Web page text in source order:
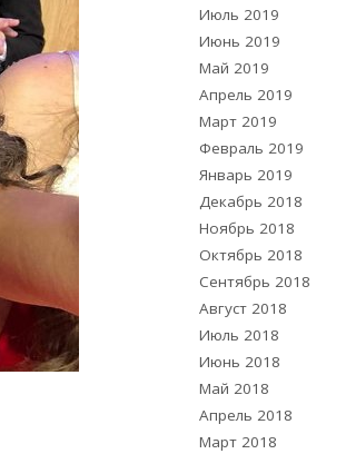
Июль 2019
Июнь 2019
Май 2019
Апрель 2019
Март 2019
Февраль 2019
Январь 2019
Декабрь 2018
Ноябрь 2018
Октябрь 2018
Сентябрь 2018
Август 2018
Июль 2018
Июнь 2018
Май 2018
Апрель 2018
Март 2018